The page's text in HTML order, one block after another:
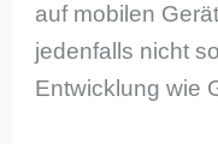
auf mobilen
jedenfalls nicht
Entwicklung wie